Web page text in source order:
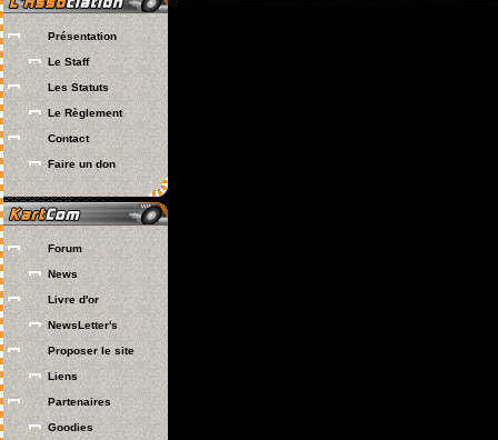
Présentation
Le Staff
Les Statuts
Le Règlement
Contact
Faire un don
Forum
News
Livre d'or
NewsLetter's
Proposer le site
Liens
Partenaires
Goodies